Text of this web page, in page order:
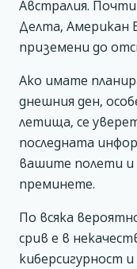
Австралия.
Делта, Американ
приземени до
Ако имате
днешния ден,
летища, се
последната
вашите полети
преминете.
По всяка
срив е в
киберсигурност